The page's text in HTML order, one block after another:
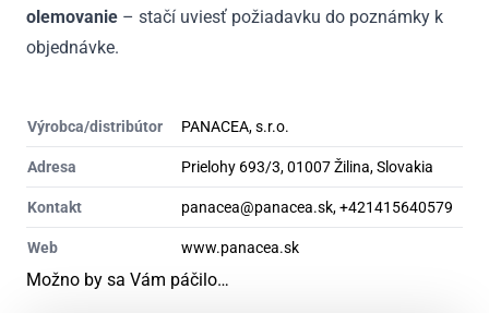
olemovanie – stačí uviesť požiadavku do poznámky k
objednávke.
Výrobca/distribútor PANACEA, s.r.o.
Adresa Prielohy 693/3, 01007 Žilina, Slovakia
Kontakt panacea@panacea.sk, +421415640579
Web www.panacea.sk
Možno by sa Vám páčilo…